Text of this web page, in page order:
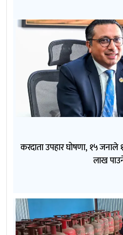
करदाता उपहार घोषणा, १५
लाख